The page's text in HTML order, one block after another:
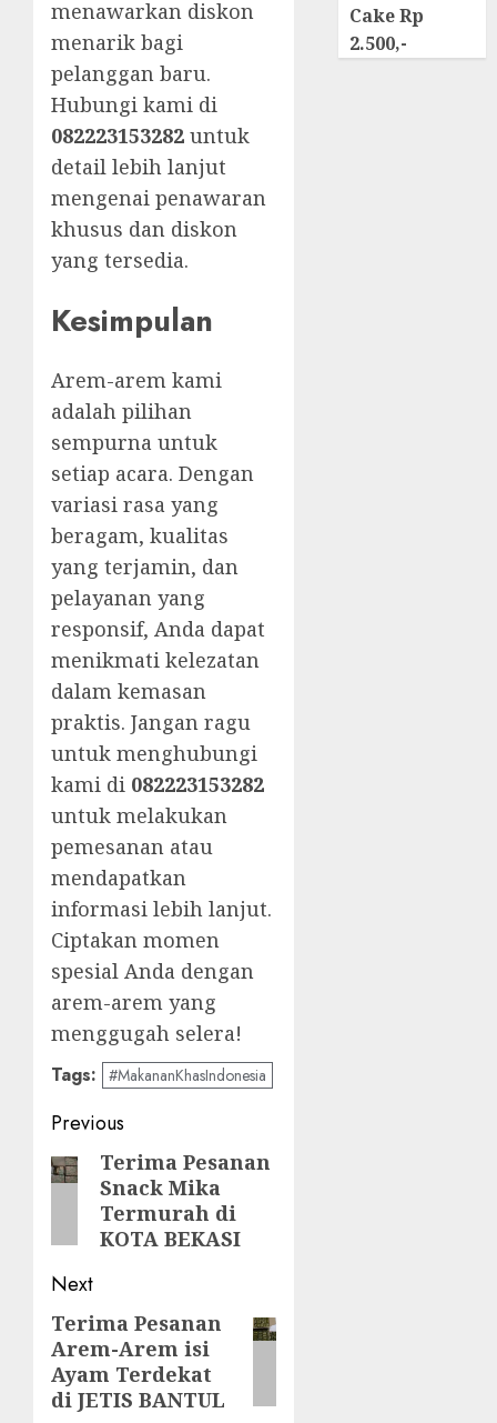
menawarkan diskon
menarik bagi
pelanggan baru.
Hubungi kami di
082223153282 untuk
detail lebih lanjut
mengenai penawaran
khusus dan diskon
yang tersedia.
Kesimpulan
Arem-arem kami
adalah pilihan
sempurna untuk
setiap acara. Dengan
variasi rasa yang
beragam, kualitas
yang terjamin, dan
pelayanan yang
responsif, Anda dapat
menikmati kelezatan
dalam kemasan
praktis. Jangan ragu
untuk menghubungi
kami di 082223153282
untuk melakukan
pemesanan atau
mendapatkan
informasi lebih lanjut.
Ciptakan momen
spesial Anda dengan
arem-arem yang
menggugah selera!
Tags: #MakananKhasIndonesia
Post
navigation
Previous
PreviousTerima Pesanan
Snack Mika
Termurah di
KOTA BEKASI
Next
Next
post:
Terima Pesanan
Arem-Arem isi
Ayam Terdekat
di JETIS BANTUL
Cake Rp
2.500,-